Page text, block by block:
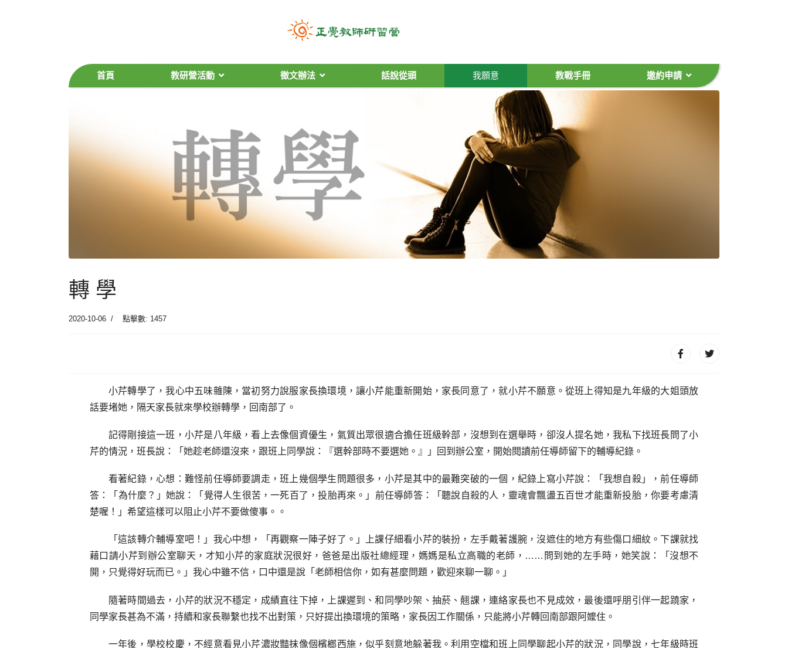
首頁 教研營活動 徵文辦法 話說從頭 我願意 教戰手冊 邀約申請
轉 學
2020-10-06 點擊數: 1457
小芹轉學了，我心中五味雜陳，當初努力說服家長換環境，讓小芹能重新開始，家長同意了，就小芹不願意。從班上得知是九年級的大姐頭放
話要堵她，隔天家長就來學校辦轉學，回南部了。
記得剛接這一班，小芹是八年級，看上去像個資優生，氣質出眾很適合擔任班級幹部，沒想到在選舉時，卻沒人提名她，我私下找班長問了小
芹的情況，班長說：「她趁老師還沒來，跟班上同學說：『選幹部時不要選她。』」回到辦公室，開始閱讀前任導師留下的輔導紀錄。
看著紀錄，心想：難怪前任導師要調走，班上幾個學生問題很多，小芹是其中的最難突破的一個，紀錄上寫小芹說：「我想自殺」，前任導師
答：「為什麼？」她說：「覺得人生很苦，一死百了，投胎再來。」前任導師答：「聽說自殺的人，靈魂會飄盪五百世才能重新投胎，你要考慮清
楚喔！」希望這樣可以阻止小芹不要做傻事。。
「這該轉介輔導室吧！」我心中想，「再觀察一陣子好了。」上課仔細看小芹的裝扮，左手戴著護腕，沒遮住的地方有些傷口細紋。下課就找
藉口請小芹到辦公室聊天，才知小芹的家庭狀況很好，爸爸是出版社總經理，媽媽是私立高職的老師，……問到她的左手時，她笑說：「沒想不
開，只覺得好玩而已。」我心中雖不信，口中還是說「老師相信你，如有甚麼問題，歡迎來聊一聊。」
隨著時間過去，小芹的狀況不穩定，成績直往下掉，上課遲到、和同學吵架、抽菸、翹課，連絡家長也不見成效，最後還呼朋引伴一起蹺家，
同學家長甚為不滿，持續和家長聯繫也找不出對策，只好提出換環境的策略，家長因工作關係，只能將小芹轉回南部跟阿嬤住。
一年後，學校校慶，不經意看見小芹濃妝豔抹像個檳榔西施，似乎刻意地躲著我。利用空檔和班上同學聊起小芹的狀況，同學說，七年級時班